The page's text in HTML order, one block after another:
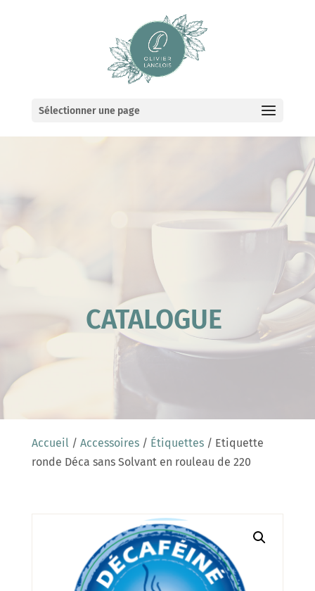
Sélectionner une page
CATALOGUE
Accueil/ Accessoires/ Étiquettes/ Etiquette
ronde Déca sans Solvant en rouleau de 220